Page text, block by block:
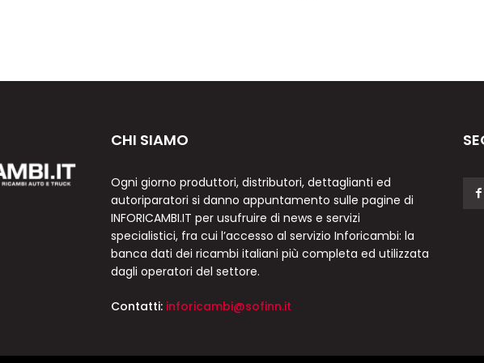
CHI SIAMO
Ogni giorno produttori, distributori, dettaglianti ed
autoriparatori si danno appuntamento sulle pagine di
INFORICAMBI.IT per usufruire di news e servizi
specialistici, fra cui l’accesso al servizio Inforicambi: la
banca dati dei ricambi italiani più completa ed utilizzata
dagli operatori del settore.
Contatti: inforicambi@sofinn.it